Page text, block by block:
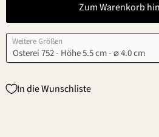
Zum Warenkorb
Weitere Größen
In die Wunschliste